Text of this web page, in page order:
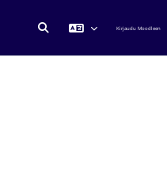
VAIHDA Kirjaudu Moodleen